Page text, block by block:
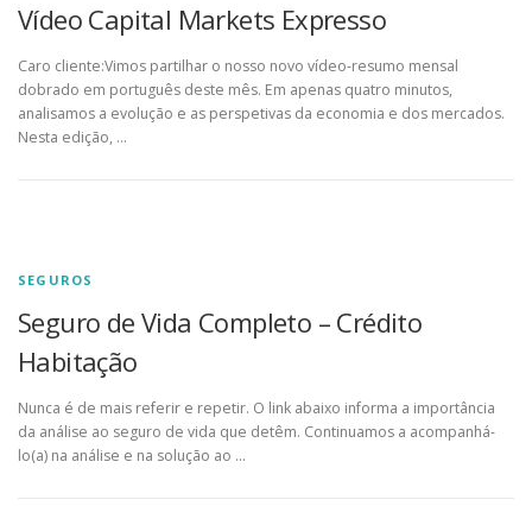
Vídeo Capital Markets Expresso
Caro cliente:Vimos partilhar o nosso novo vídeo-resumo mensal
dobrado em português deste mês. Em apenas quatro minutos,
analisamos a evolução e as perspetivas da economia e dos mercados.
Nesta edição, …
SEGUROS
Seguro de Vida Completo – Crédito
Habitação
Nunca é de mais referir e repetir. O link abaixo informa a importância
da análise ao seguro de vida que detêm. Continuamos a acompanhá-
lo(a) na análise e na solução ao …